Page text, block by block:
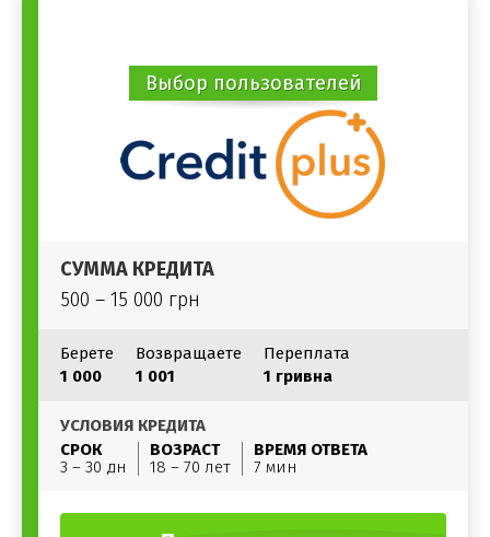
Выбор пользователей
СУММА КРЕДИТА
500 – 15 000 грн
Берете
1 000
Возвращаете
1 001
Переплата
1 гривна
УСЛОВИЯ КРЕДИТА
СРОК
3 – 30 дн
ВОЗРАСТ
18 – 70 лет
ВРЕМЯ ОТВЕТА
7 мин